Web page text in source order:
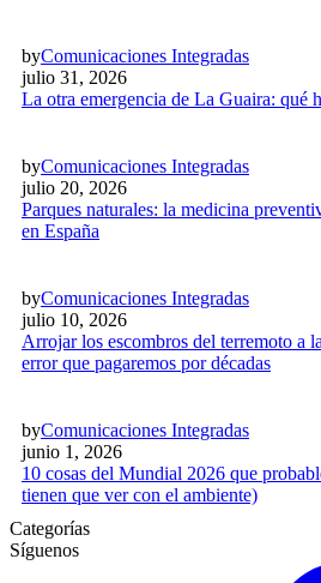
byComunicaciones Integradas
julio 31, 2026
La otra emergencia de La Guaira: qué
byComunicaciones Integradas
julio 20, 2026
Parques naturales: la medicina
en España
byComunicaciones Integradas
julio 10, 2026
Arrojar los escombros del terremoto a
error que pagaremos por décadas
byComunicaciones Integradas
junio 1, 2026
10 cosas del Mundial 2026 que
tienen que ver con el ambiente)
Categorías
Síguenos